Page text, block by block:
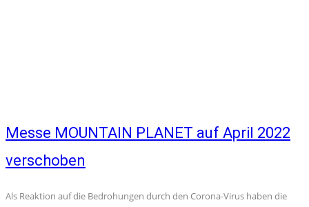
Messe MOUNTAIN PLANET auf April 2022
verschoben
Als Reaktion auf die Bedrohungen durch den Corona-Virus haben die